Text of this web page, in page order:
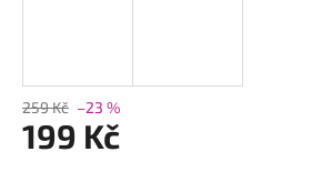
259 Kč –23 %
199 Kč